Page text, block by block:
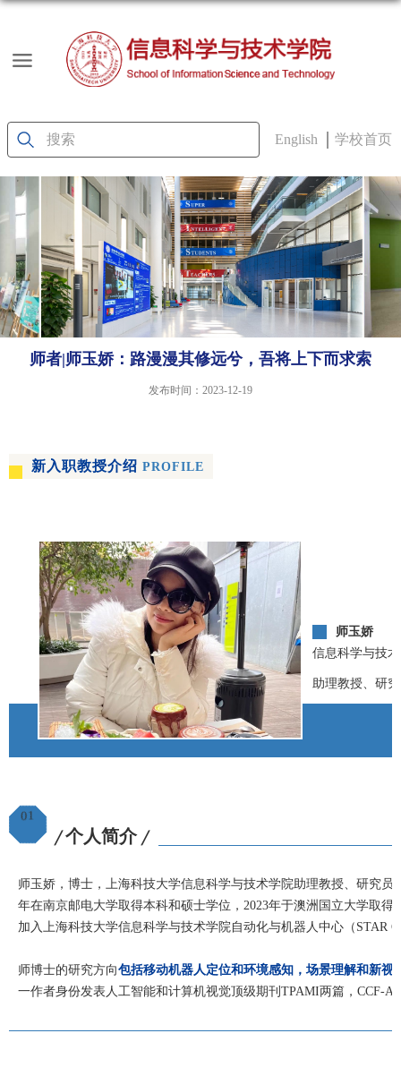
English 学校首页
师者|师玉娇：路漫漫其修远兮，吾将上下而求索
发布时间：2023-12-19
新入职教授介绍 PROFILE
师玉娇
信息科学与技
助理教授、研
01
╱ 个人简介 ╱
师玉娇，博士，上海科技大学信息科学与技术学院助理教授、研究员
年在南京邮电大学取得本科和硕士学位，2023年于澳洲国立大学取
加入上海科技大学信息科学与技术学院自动化与机器人中心（STAR
师博士的研究方向包括移动机器人定位和环境感知，场景理解和新视
一作者身份发表人工智能和计算机视觉顶级期刊TPAMI两篇，CCF-A